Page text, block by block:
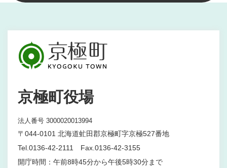
京極町役場
法人番号 3000020013994
〒044-0101 北海道虻田郡京極町字京極527番地
Tel.0136-42-2111 Fax.0136-42-3155
開庁時間：午前8時45分から午後5時30分まで